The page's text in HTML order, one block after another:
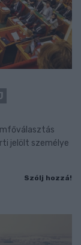
jelölt személye
Szólj hozzá!